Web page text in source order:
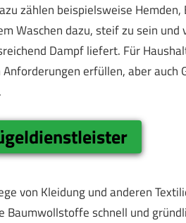
zählen beispielsweise
Waschen dazu, steif zu sein
Dampf liefert. Für
erfüllen, aber
von Kleidung und anderen
Baumwollstoffe schnell und